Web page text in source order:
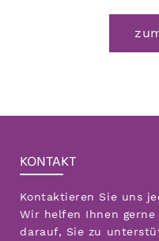
KONTAKT
Kontaktieren Sie uns
Wir helfen Ihnen
darauf, Sie zu